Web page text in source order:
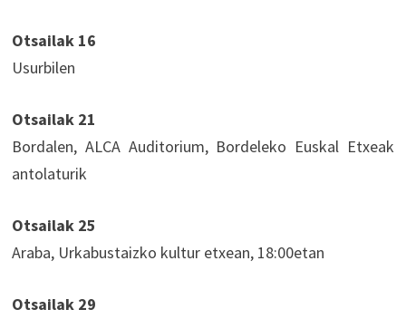
Otsailak 16
Usurbilen
Otsailak 21
Bordalen, ALCA Auditorium, Bordeleko Euskal Etxeak
antolaturik
Otsailak 25
Araba, Urkabustaizko kultur etxean, 18:00etan
Otsailak 29